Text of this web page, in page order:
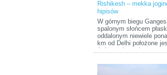
Choć jego korzenie są
indyjskie, to on urodził
dorastał w Zambii
centralna Afryka), aż
ostatecznie rozpoczął
pracę w Stanach
Zjednoczonych.
Rishikesh – mekka
hipisów
W górnym biegu
spalonym słońcem
oddalonym niewiele
km od Delhi położone
święte miasto (czy
Rishikesh jak magnez